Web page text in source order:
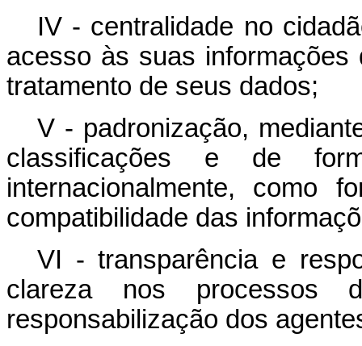
IV - centralidade no
acesso às suas
tratamento de seus dados;
V - padronização,
classificações e de
internacionalmente, como
compatibilidade das
VI - transparência e
clareza nos
responsabilização dos